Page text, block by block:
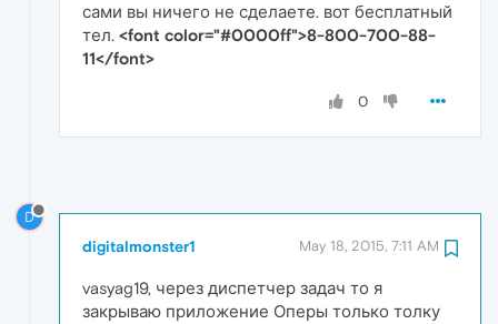
сами вы ничего не сделаете. вот бесплатный
тел. <font color="#0000ff">8-800-700-88-
11</font>
0
D
digitalmonster1 May 18, 2015, 7:11 AM
vasyag19, через диспетчер задач то я
закрываю приложение Оперы только толку